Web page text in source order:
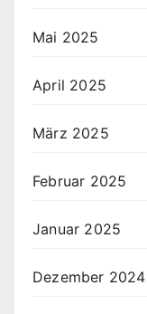
Mai 2025
April 2025
März 2025
Februar 2025
Januar 2025
Dezember 2024